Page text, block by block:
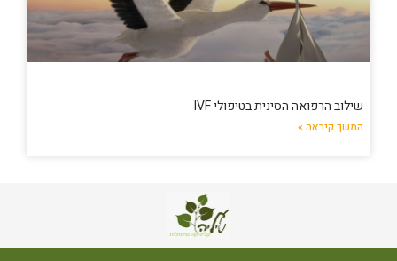
שילוב הרפואה הסינית בטיפולי IVF
המשך קיראה »